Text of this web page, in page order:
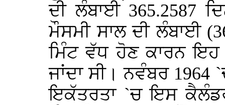
ਦੀ ਲੰਬਾਈ 365.2587
ਮੌਸਮੀ ਸਾਲ ਦੀ ਲੰਬਾਈ
ਮਿੰਟ ਵੱਧ ਹੋਣ ਕਾਰਨ
ਜਾਂਦਾ ਸੀ। ਨਵੰਬਰ 1964
ਇਕੱਤਰਤਾ `ਚ ਇਸ